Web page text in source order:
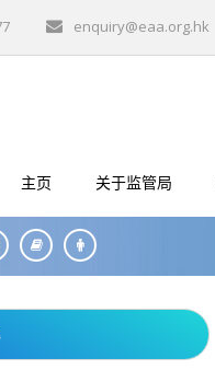
enquiry@eaa.org.hk
主页 关于监管局